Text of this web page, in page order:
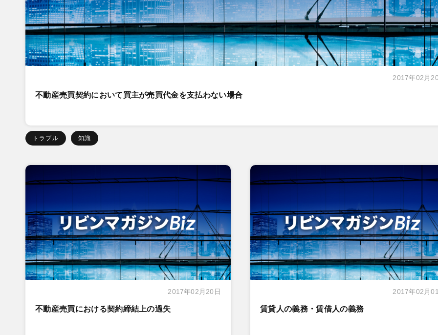
2017年02月
不動産売買契約において買主が売買代金を支払わない場合
トラブル 知識
2017年02月20日
不動産売買における契約締結上の過失
2017年02月
賃貸人の義務・賃借人の義務